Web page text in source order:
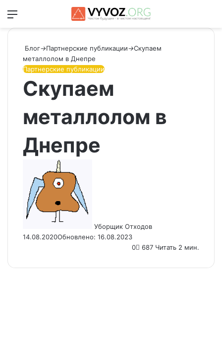
Меню
Блог→Партнерские публикации→Скупаем
металлолом в Днепре
Партнерские публикации
Скупаем
металлолом в
Днепре
Уборщик Отходов
14.08.2020Обновлено: 16.08.2023
0
687 Читать 2 мин.